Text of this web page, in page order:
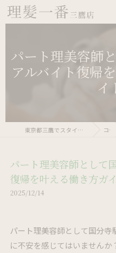
パート理美容師
アルバイト復帰
イ
東京都三鷹でスタイリストの求人なら理髪一番 三鷹店 コラム
パート理美容師として
復帰を叶える働き方ガ
2025/12/14
パート理美容師として国分
に不安を感じてはいませんか